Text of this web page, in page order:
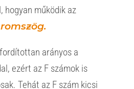
hogyan működik az
arányos a
ezért az F számok is
Tehát az F szám kicsi